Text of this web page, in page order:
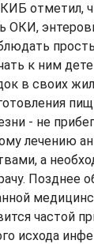
отметил,
ОКИ,
к ним
в своих
- не
лечению
а
Позднее
частой
исхода